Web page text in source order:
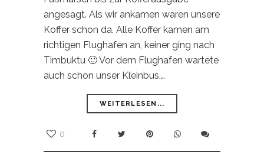
angesagt. Als wir ankamen waren unsere
Koffer schon da. Alle Koffer kamen am
richtigen Flughafen an, keiner ging nach
Timbuktu 🙂 Vor dem Flughafen wartete
auch schon unser Kleinbus,…
WEITERLESEN...
0